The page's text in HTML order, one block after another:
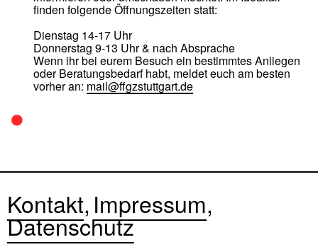
finden folgende Öffnungszeiten statt:
Dienstag 14-17 Uhr
Donnerstag 9-13 Uhr & nach Absprache
Wenn ihr bei eurem Besuch ein bestimmtes Anliegen
oder Beratungsbedarf habt, meldet euch am besten
vorher an: mail@ffgzstuttgart.de
Kontakt Impressum
Datenschutz